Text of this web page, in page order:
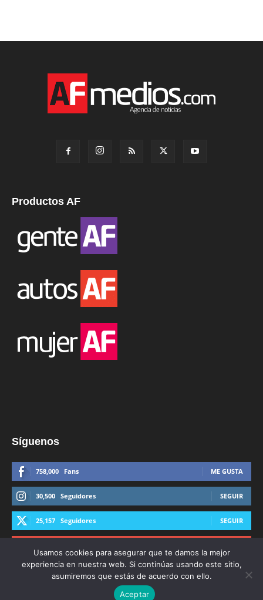
Productos AF
Síguenos
758,000 Fans ME GUSTA
30,500 Seguidores SEGUIR
25,157 Seguidores SEGUIR
© Derechos Reservados AFmedios 2021
Usamos cookies para asegurar que te damos la mejor
experiencia en nuestra web. Si continúas usando este sitio,
asumiremos que estás de acuerdo con ello.
Aceptar